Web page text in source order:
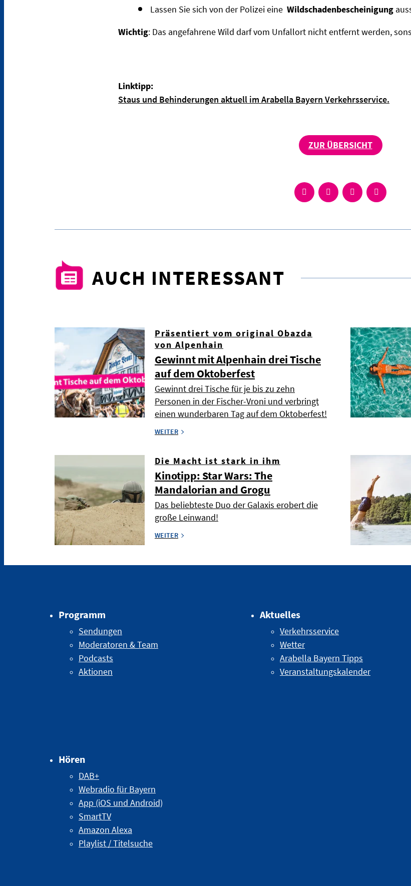
Lassen Sie sich von der Polizei eine Wildschadenbescheinigung
Wichtig: Das angefahrene Wild darf vom Unfallort nicht entfernt werden,
Linktipp:
Staus und Behinderungen aktuell im Arabella Bayern Verkehrsservice.
ZUR ÜBERSICHT
AUCH INTERESSANT
Präsentiert vom original Obazda
von Alpenhain
Gewinnt mit Alpenhain drei Tische
auf dem Oktoberfest
Gewinnt drei Tische für je bis zu zehn
Personen in der Fischer-Vroni und verbringt
einen wunderbaren Tag auf dem Oktoberfest!
WEITER
Die Macht ist stark in ihm
Kinotipp: Star Wars: The
Mandalorian and Grogu
Das beliebteste Duo der Galaxis erobert die
große Leinwand!
WEITER
Programm
Sendungen
Moderatoren & Team
Podcasts
Aktionen
Aktuelles
Verkehrsservice
Wetter
Arabella Bayern Tipps
Veranstaltungskalender
Hören
DAB+
Webradio für Bayern
App (iOS und Android)
SmartTV
Amazon Alexa
Playlist / Titelsuche